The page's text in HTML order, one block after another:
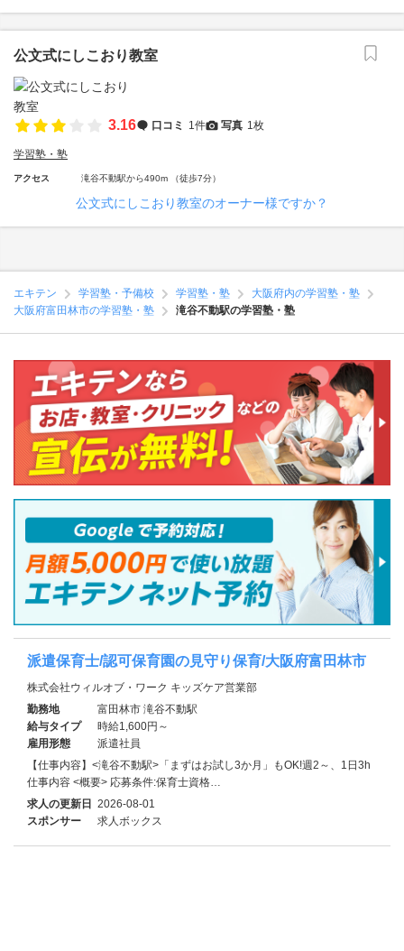
公文式にしこおり教室
3.16 口コミ 1件 写真 1枚
学習塾・塾
アクセス 滝谷不動駅から490m （徒歩7分）
公文式にしこおり教室のオーナー様ですか？
エキテン 学習塾・予備校 学習塾・塾
大阪府内の学習塾・塾
大阪府富田林市の学習塾・塾
滝谷不動駅の学習塾・塾
派遣保育士/認可保育園の見守り保育/大阪府富田林市
株式会社ウィルオブ・ワーク キッズケア営業部
勤務地
富田林市 滝谷不動駅
給与タイプ
時給1,600円～
雇用形態
派遣社員
【仕事内容】<滝谷不動駅>「まずはお試し3か月」もOK!週2～、1日3h
仕事内容 <概要> 応募条件:保育士資格…
求人の更新日 2026-08-01
スポンサー
求人ボックス